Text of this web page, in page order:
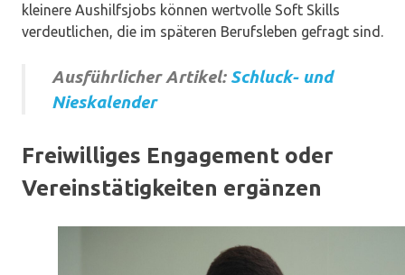
kleinere Aushilfsjobs können wertvolle Soft Skills
verdeutlichen, die im späteren Berufsleben gefragt sind.
Ausführlicher Artikel: Schluck- und
Nieskalender
Freiwilliges Engagement oder
Vereinstätigkeiten ergänzen